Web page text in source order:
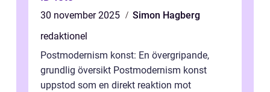
30 november 2025
Simon Hagberg
redaktionel
Postmodernism konst: En övergripande,
grundlig översikt Postmodernism konst
uppstod som en direkt reaktion mot